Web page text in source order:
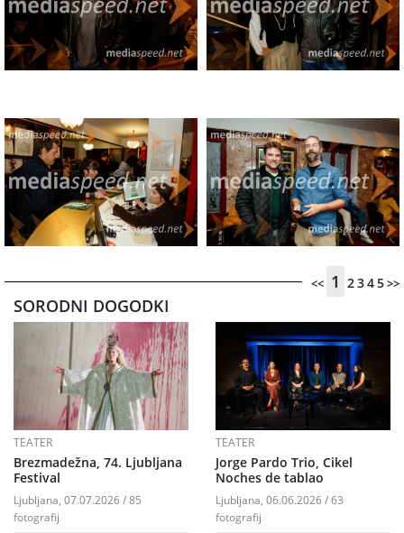
<< 1 2345>>
SORODNI DOGODKI
TEATER
Brezmadežna, 74. Ljubljana
Festival
Ljubljana, 07.07.2026 / 85
fotografij
TEATER
Jorge Pardo Trio, Cikel
Noches de tablao
Ljubljana, 06.06.2026 / 63
fotografij